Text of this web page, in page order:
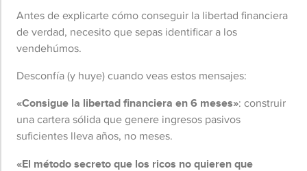
Antes de explicarte cómo conseguir la libertad financiera
de verdad, necesito que sepas identificar a los
vendehúmos.
Desconfía (y huye) cuando veas estos mensajes:
«Consigue la libertad financiera en 6 meses»: construir
una cartera sólida que genere ingresos pasivos
suficientes lleva años, no meses.
«El método secreto que los ricos no quieren que